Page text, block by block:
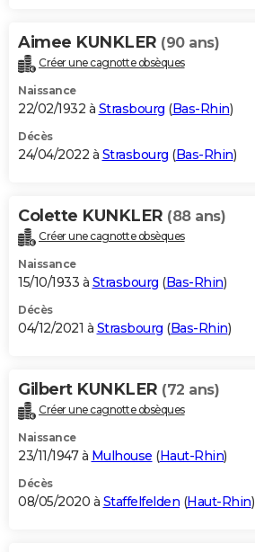
Aimee KUNKLER (90 ans)
Créer une cagnotte obsèques
Naissance
22/02/1932 à Strasbourg (Bas-Rhin)
Décès
24/04/2022 à Strasbourg (Bas-Rhin)
Colette KUNKLER (88 ans)
Créer une cagnotte obsèques
Naissance
15/10/1933 à Strasbourg (Bas-Rhin)
Décès
04/12/2021 à Strasbourg (Bas-Rhin)
Gilbert KUNKLER (72 ans)
Créer une cagnotte obsèques
Naissance
23/11/1947 à Mulhouse (Haut-Rhin)
Décès
08/05/2020 à Staffelfelden (Haut-Rhin)